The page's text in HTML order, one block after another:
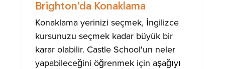
Brighton'da Konaklama
Konaklama yerinizi seçmek, İngilizce
kursunuzu seçmek kadar büyük bir
karar olabilir. Castle School'un neler
yapabileceğini öğrenmek için aşağıyı